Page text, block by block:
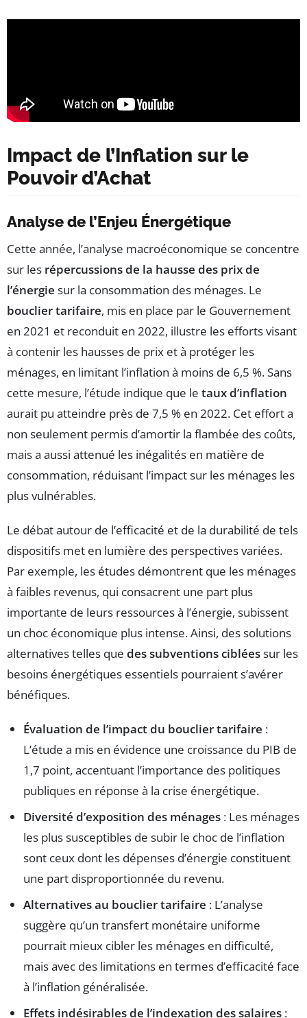
Impact de l’Inflation sur le
Pouvoir d’Achat
Analyse de l’Enjeu Énergétique
Cette année, l’analyse macroéconomique se concentre
sur les répercussions de la hausse des prix de
l’énergie sur la consommation des ménages. Le
bouclier tarifaire, mis en place par le Gouvernement
en 2021 et reconduit en 2022, illustre les efforts visant
à contenir les hausses de prix et à protéger les
ménages, en limitant l’inflation à moins de 6,5 %. Sans
cette mesure, l’étude indique que le taux d’inflation
aurait pu atteindre près de 7,5 % en 2022. Cet effort a
non seulement permis d’amortir la flambée des coûts,
mais a aussi attenué les inégalités en matière de
consommation, réduisant l’impact sur les ménages les
plus vulnérables.
Le débat autour de l’efficacité et de la durabilité de tels
dispositifs met en lumière des perspectives variées.
Par exemple, les études démontrent que les ménages
à faibles revenus, qui consacrent une part plus
importante de leurs ressources à l’énergie, subissent
un choc économique plus intense. Ainsi, des solutions
alternatives telles que des subventions cibléessur les
besoins énergétiques essentiels pourraient s’avérer
bénéfiques.
Évaluation de l’impact du bouclier tarifaire :
L’étude a mis en évidence une croissance du PIB de
1,7 point, accentuant l’importance des politiques
publiques en réponse à la crise énergétique.
Diversité d’exposition des ménages : Les ménages
les plus susceptibles de subir le choc de l’inflation
sont ceux dont les dépenses d’énergie constituent
une part disproportionnée du revenu.
Alternatives au bouclier tarifaire : L’analyse
suggère qu’un transfert monétaire uniforme
pourrait mieux cibler les ménages en difficulté,
mais avec des limitations en termes d’efficacité face
à l’inflation généralisée.
Effets indésirables de l’indexation des salaires :